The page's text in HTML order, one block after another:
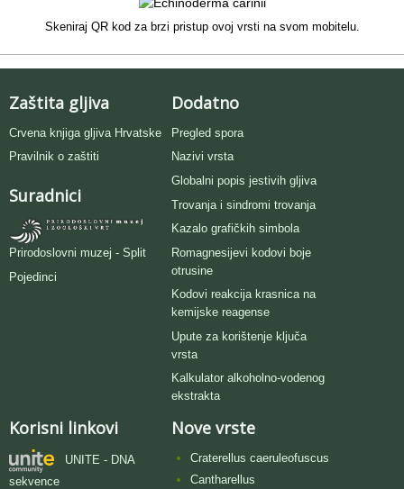
Skeniraj QR kod za brzi pristup ovoj vrsti na svom mobitelu.
Zaštita gljiva
Crvena knjiga gljiva Hrvatske
Pravilnik o zaštiti
Suradnici
Prirodoslovni muzej - Split
Pojedinci
Dodatno
Pregled spora
Nazivi vrsta
Globalni popis jestivih gljiva
Trovanja i sindromi trovanja
Kazalo grafičkih simbola
Romagnesijevi kodovi boje
otrusine
Kodovi reakcija krasnica na
kemijske reagense
Upute za korištenje ključa
vrsta
Kalkulator alkoholno-vodenog
ekstrakta
Korisni linkovi
UNITE - DNA
sekvence
Nove vrste
Craterellus caeruleofuscus
Cantharellus